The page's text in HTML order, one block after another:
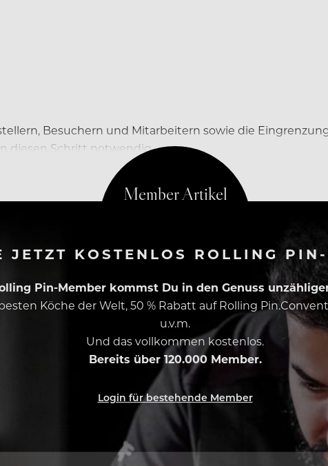
Besuchern und Mitarbeitern sowie die
diesen Schritt notwendig.
JETZT KOSTENLOS ROLLING
Pin-Member kommst Du in den Genuss
Köche der Welt, 50 % Rabatt auf Rolling
u.v.m.
Und das vollkommen kostenlos.
Bereits über 120.000 Member.
Login für bestehende Member